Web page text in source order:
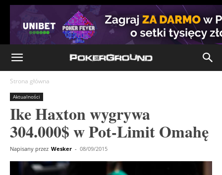
Strona główna
Aktualności
Ike Haxton wygrywa
304.000$ w Pot-Limit Omahę
Napisany przez Wesker - 08/09/2015